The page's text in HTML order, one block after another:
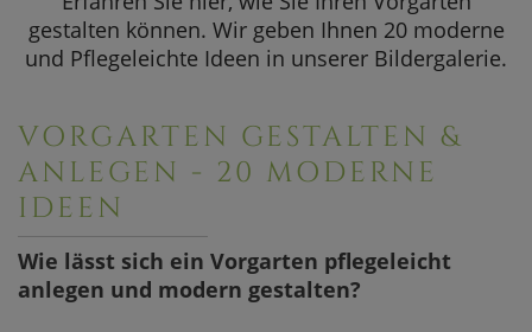
SOMMERAKTION
Aktuelle Angebote
gestalten können. Wir geben Ihnen 20 moderne
und Pflegeleichte Ideen in unserer Bildergalerie.
VORGARTEN GESTALTEN &
ANLEGEN - 20 MODERNE
IDEEN
Wie lässt sich ein Vorgarten pflegeleicht
anlegen und modern gestalten?
Pflanzen
Bildergalerie